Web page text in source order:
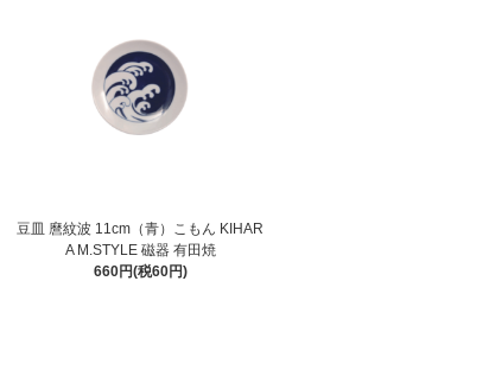
豆皿 麿紋波 11cm（青）こもん KIHAR
A M.STYLE 磁器 有田焼
660円(税60円)